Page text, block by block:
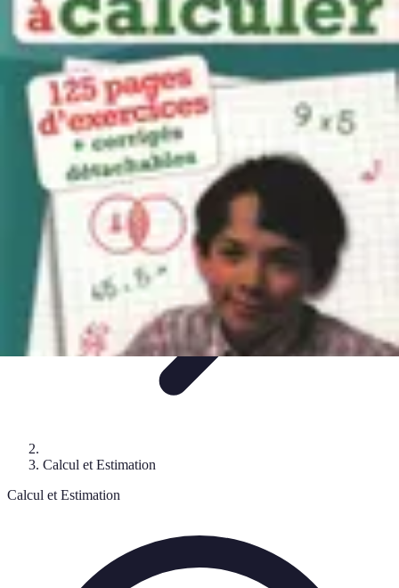
Calculez Votre Rachat
Outils et simulateursCalcul de RachatCalcul et EstimationCalcul et
optimisationAstuce et Conseils
Calculez Votre Rachat
Calcul et Estimation
Calcul et Estimation